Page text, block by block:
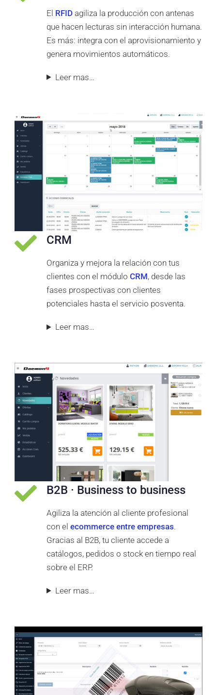
El RFID agiliza la producción con antenas
que hacen lecturas sin interacción humana.
Es más: integra con el aprovisionamiento y
genera movimientos automáticos.
Leer mas…
CRM
Organiza y mejora la relación con tus
clientes con el módulo CRM, desde las
fases prospectivas con clientes
potenciales hasta el servicio posventa.
Leer mas…
B2B · Business to business
Agiliza la atención al cliente profesional
con el ecommerce entre empresas.
Gracias al B2B, tu cliente accede a
catálogos, pedidos o stock en tiempo real
sobre el ERP.
Leer mas…